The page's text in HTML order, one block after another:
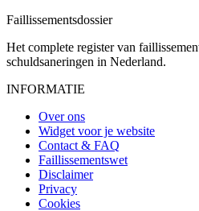
Faillissementsdossier
Het complete register van
schuldsaneringen in Nederland.
INFORMATIE
Over ons
Widget voor je website
Contact & FAQ
Faillissementswet
Disclaimer
Privacy
Cookies